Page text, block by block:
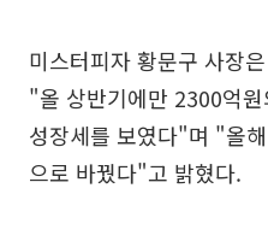
미스터피자 황문구 사장
"올 상반기에만 2300억
성장세를 보였다"며 "올
으로 바꿨다"고 밝혔다.